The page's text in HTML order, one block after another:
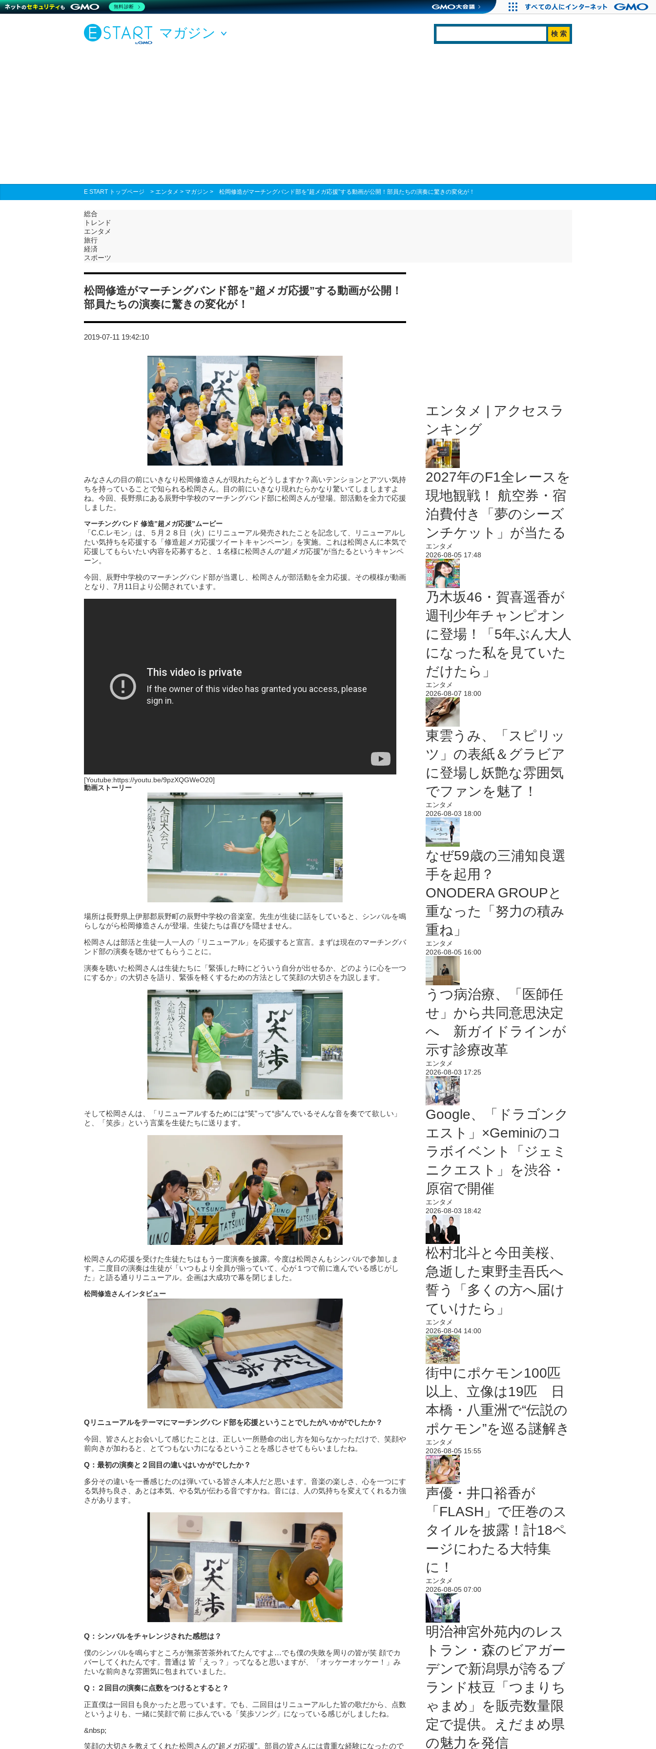
マガジン
E START トップページ > エンタメ > マガジン > 松岡修造がマーチングバンド部を”超メガ応援”する動画が公開！部員たちの演奏に驚きの変化が！
総合
トレンド
エンタメ
旅行
経済
スポーツ
松岡修造がマーチングバンド部を”超メガ応援”する動画が公開！
部員たちの演奏に驚きの変化が！
2019-07-11 19:42:10
みなさんの目の前にいきなり松岡修造さんが現れたらどうしますか？高いテンションとアツい気持
ちを持っていることで知られる松岡さん。目の前にいきなり現れたらかなり驚いてしましますよ
ね。今回、長野県にある辰野中学校のマーチングバンド部に松岡さんが登場。部活動を全力で応援
しました。
マーチングバンド 修造”超メガ応援”ムービー
「C.C.レモン」は、５月２８日（火）にリニューアル発売されたことを記念して、リニューアルし
たい気持ちを応援する「修造超メガ応援ツイートキャンペーン」を実施。これは松岡さんに本気で
応援してもらいたい内容を応募すると、１名様に松岡さんの“超メガ応援”が当たるというキャンペ
ーン。
今回、辰野中学校のマーチングバンド部が当選し、松岡さんが部活動を全力応援。その模様が動画
となり、7月11日より公開されています。
[Youtube:https://youtu.be/9pzXQGWeO20]
動画ストーリー
場所は長野県上伊那郡辰野町の辰野中学校の音楽室。先生が生徒に話をしていると、シンバルを鳴
らしながら松岡修造さんが登場。生徒たちは喜びを隠せません。
松岡さんは部活と生徒一人一人の「リニューアル」を応援すると宣言。まずは現在のマーチングバ
ンド部の演奏を聴かせてもらうことに。
演奏を聴いた松岡さんは生徒たちに「緊張した時にどういう自分が出せるか、どのように心を一つ
にするか」の大切さを語り、緊張を軽くするための方法として笑顔の大切さを力説します。
そして松岡さんは、「リニューアルするためには“笑”って“歩”んでいるそんな音を奏でて欲しい」
と、「笑歩」という言葉を生徒たちに送ります。
松岡さんの応援を受けた生徒たちはもう一度演奏を披露。今度は松岡さんもシンバルで参加しま
す。二度目の演奏は生徒が「いつもより全員が揃っていて、心が１つで前に進んでいる感じがし
た」と語る通りリニューアル。企画は大成功で幕を閉じました。
松岡修造さんインタビュー
Q リニューアルをテーマにマーチングバンド部を応援ということでしたがいかがでしたか？
今回、皆さんとお会いして感じたことは、正しい一所懸命の出し方を知らなかっただけで、笑顔や
前向きが加わると、とてつもない力になるということを感じさせてもらいましたね。
Q ：最初の演奏と２回目の違いはいかがでしたか？
多分その違いを一番感じたのは弾いている皆さん本人だと思います。音楽の楽しさ、心を一つにす
る気持ち良さ、あとは本気、やる気が伝わる音ですかね。音には、人の気持ちを変えてくれる力強
さがあります。
Q ：シンバルをチャレンジされた感想は？
僕のシンバルを鳴らすところが無茶苦茶外れてたんですよ…でも僕の失敗を周りの皆が笑 顔でカ
バーしてくれたんです。普通は 皆「えっ？」ってなると思いますが、「オッケーオッケー！」み
たいな前向きな雰囲気に包まれていました。
Q ：２回目の演奏に点数をつけるとすると？
正直僕は一回目も良かったと思っています。でも、二回目はリニューアルした皆の歌だから、点数
というよりも、一緒に笑顔で前 に歩んでいる「笑歩ソング」になっている感じがしましたね。
&nbsp;
笑顔の大切さを教えてくれた松岡さんの”超メガ応援”。部員の皆さんには貴重な経験になったので
エンタメ | アクセスラ
ンキング
2027年のF1全レースを
現地観戦！ 航空券・宿
泊費付き「夢のシーズ
ンチケット」が当たる
エンタメ
2026-08-05 17:48
乃木坂46・賀喜遥香が
週刊少年チャンピオン
に登場！「5年ぶん大人
になった私を見ていた
だけたら」
エンタメ
2026-08-07 18:00
東雲うみ、「スピリッ
ツ」の表紙＆グラビア
に登場し妖艶な雰囲気
でファンを魅了！
エンタメ
2026-08-03 18:00
なぜ59歳の三浦知良選
手を起用？
ONODERA GROUPと
重なった「努力の積み
重ね」
エンタメ
2026-08-05 16:00
うつ病治療、「医師任
せ」から共同意思決定
へ 新ガイドラインが
示す診療改革
エンタメ
2026-08-03 17:25
Google、「ドラゴンク
エスト」×Geminiのコ
ラボイベント「ジェミ
ニクエスト」を渋谷・
原宿で開催
エンタメ
2026-08-03 18:42
松村北斗と今田美桜、
急逝した東野圭吾氏へ
誓う「多くの方へ届け
ていけたら」
エンタメ
2026-08-04 14:00
街中にポケモン100匹
以上、立像は19匹 日
本橋・八重洲で“伝説の
ポケモン”を巡る謎解き
エンタメ
2026-08-05 15:55
声優・井口裕香が
「FLASH」で圧巻のス
タイルを披露！計18ペ
ージにわたる大特集
に！
エンタメ
2026-08-05 07:00
明治神宮外苑内のレス
トラン・森のビアガー
デンで新潟県が誇るブ
ランド枝豆「つまりち
ゃまめ」を販売数量限
定で提供。えだまめ県
の魅力を発信
無料診断